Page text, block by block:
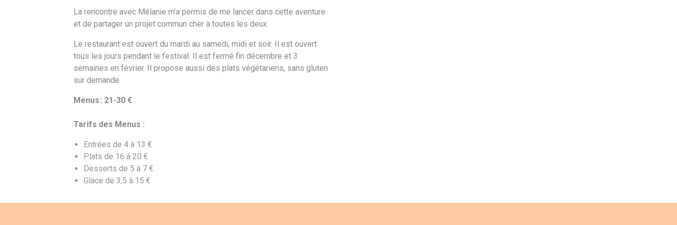
La rencontre avec Mélanie m’a permis de me lancer dans cette aventure
et de partager un projet commun cher à toutes les deux.
Le restaurant est ouvert du mardi au samedi, midi et soir. Il est ouvert
tous les jours pendant le festival. Il est fermé fin décembre et 3
semaines en février. Il propose aussi des plats végétariens, sans gluten
sur demande.
Menus : 21-30 €
Tarifs des Menus :
Entrées de 4 à 13 €
Plats de 16 à 20 €
Desserts de 5 à 7 €
Glace de 3,5 à 15 €